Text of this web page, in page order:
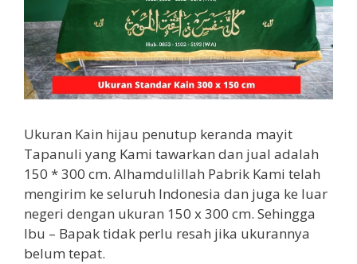
Ukuran Kain hijau penutup keranda mayit
Tapanuli yang Kami tawarkan dan jual adalah
150 * 300 cm. Alhamdulillah Pabrik Kami telah
mengirim ke seluruh Indonesia dan juga ke luar
negeri dengan ukuran 150 x 300 cm. Sehingga
Ibu – Bapak tidak perlu resah jika ukurannya
belum tepat.